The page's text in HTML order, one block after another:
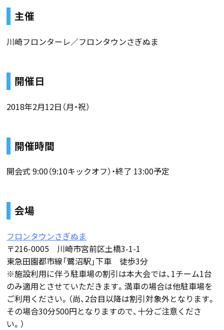
主催
川崎フロンターレ／フロンタウンさぎぬま
開催日
2018年2月12日（月・祝）
開催時間
開会式 9:00（9:10キックオフ）・終了 13:00予定
会場
フロンタウンさぎぬま
〒216-0005 川崎市宮前区土橋3-1-1
東急田園都市線「鷺沼駅」下車 徒歩3分
※施設利用に伴う駐車場の割引は本大会では、1チーム1台
のみ適用とさせていただきます。満車の場合は他駐車場を
ご利用ください。（尚、2台目以降は割引対象外となります。
その場合30分500円となりますので、十分ご注意くださ
い。）